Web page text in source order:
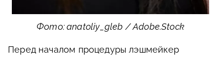
Фото: anatoliy_gleb / Adobe.Stock
Перед началом процедуры лэшмейкер